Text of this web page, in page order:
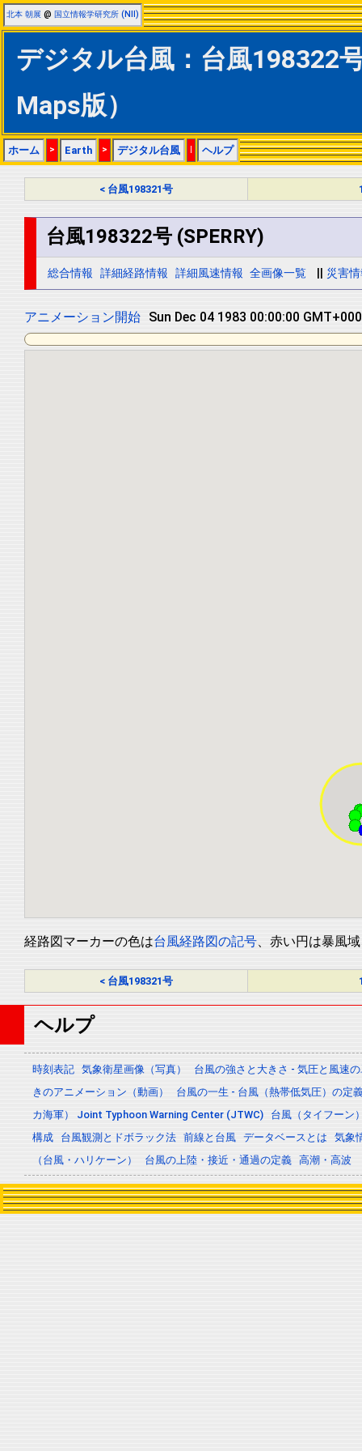
北本 朝展 @ 国立情報学研究所 (NII)
デジタル台風：台風198322
Maps版）
ホーム > Earth > デジタル台風 | ヘルプ
< 台風198321号
台風198322号 (SPERRY)
総合情報 詳細経路情報 詳細風速情報 全画像一覧 災害
アニメーション開始 Sun Dec 04 1983 12:00:00
経路図マーカーの色は台風経路図の記号、赤い円は暴風
< 台風198321号
ヘルプ
時刻表記 気象衛星画像（写真）
台風の強さと大きさ - 気圧と風速
きのアニメーション（動画）
台風の一生 - 台風（熱帯低気圧）の定
カ海軍） Joint Typhoon Warning Center (JTWC)
台風（タイフーン
構成
台風観測とドボラック法 前線と台風 データベースとは
気象
（台風・ハリケーン）
台風の上陸・接近・通過の定義 高潮・高波